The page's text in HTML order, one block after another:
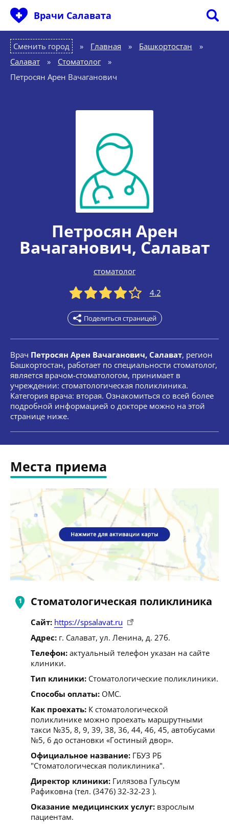
Врачи Салавата
Сменить город Главная » Башкортостан
»
Салават
» Стоматолог
»
Петросян Арен Вачаганович
Петросян Арен
Вачаганович, Салават
стоматолог
4.2
Поделиться страницей
Врач Петросян Арен Вачаганович, Салават, регион
Башкортостан, работает по специальности стоматолог,
является врачом-стоматологом, принимает в
учреждении: стоматологическая поликлиника.
Категория врача: вторая. Ознакомиться со всей более
подробной информацией о докторе можно на этой
странице ниже.
Места приема
Стоматологическая поликлиника
Сайт: https://spsalavat.ru
Адрес: г. Салават, ул. Ленина, д. 27б.
Телефон: актуальный телефон указан на сайте
клиники.
Тип клиники: Стоматологические поликлиники.
Способы оплаты: ОМС.
Как проехать: К стоматологической
поликлинике можно проехать маршрутными
такси №35, 8, 9, 39, 38, 36, 44, 46, 45, автобусами
№5, 6 до остановки «Гостиный двор».
Официальное название: ГБУЗ РБ
"Стоматологическая поликлиника".
Директор клиники: Гилязова Гульсум
Рафиковна (тел. (3476) 32-32-23 ).
Оказание медицинских услуг: взрослым
пациентам.